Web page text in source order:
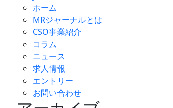
ホーム
MRジャーナルとは
CSO事業紹介
コラム
ニュース
求人情報
エントリー
お問い合わせ